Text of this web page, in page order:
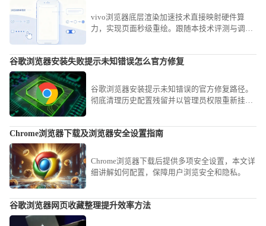
vivo浏览器底层渲染加速技术直接映射硬件算
力，实现页面秒级重绘。跟随本技术评测与调优
谷歌浏览器安装失败提示未知错误怎么官方修复
谷歌浏览器安装提示未知错误的官方修复路径。
彻底清理历史配置残留并以管理员权限重新挂载
Chrome浏览器下载及浏览器安全设置指南
Chrome浏览器下载后提供多项安全设置，本文详
细讲解如何配置，保障用户浏览安全和隐私。
谷歌浏览器网页收藏整理提升效率方法